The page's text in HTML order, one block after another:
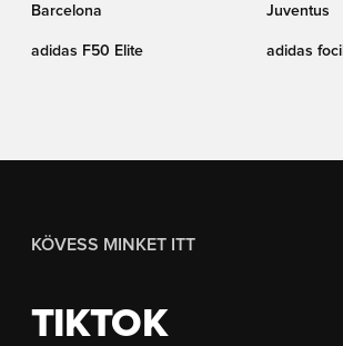
Barcelona Juventus
adidas F50 Elite adidas
KÖVESS MINKET ITT
TIKTOK